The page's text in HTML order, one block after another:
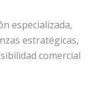
especializada,
estratégicas,
comercial